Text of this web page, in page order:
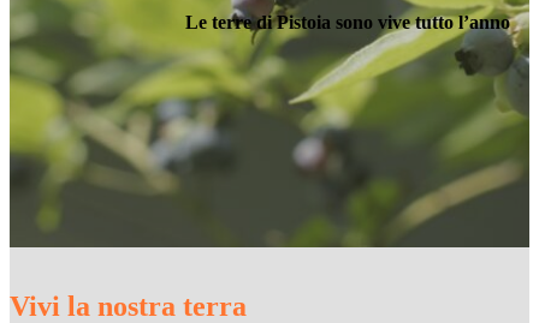
Le terre di Pistoia sono vive tutto l’anno
Vivi la nostra terra